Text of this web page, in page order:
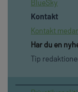
BlueSky
Kontakt
Kontakt
Har du en
Tip